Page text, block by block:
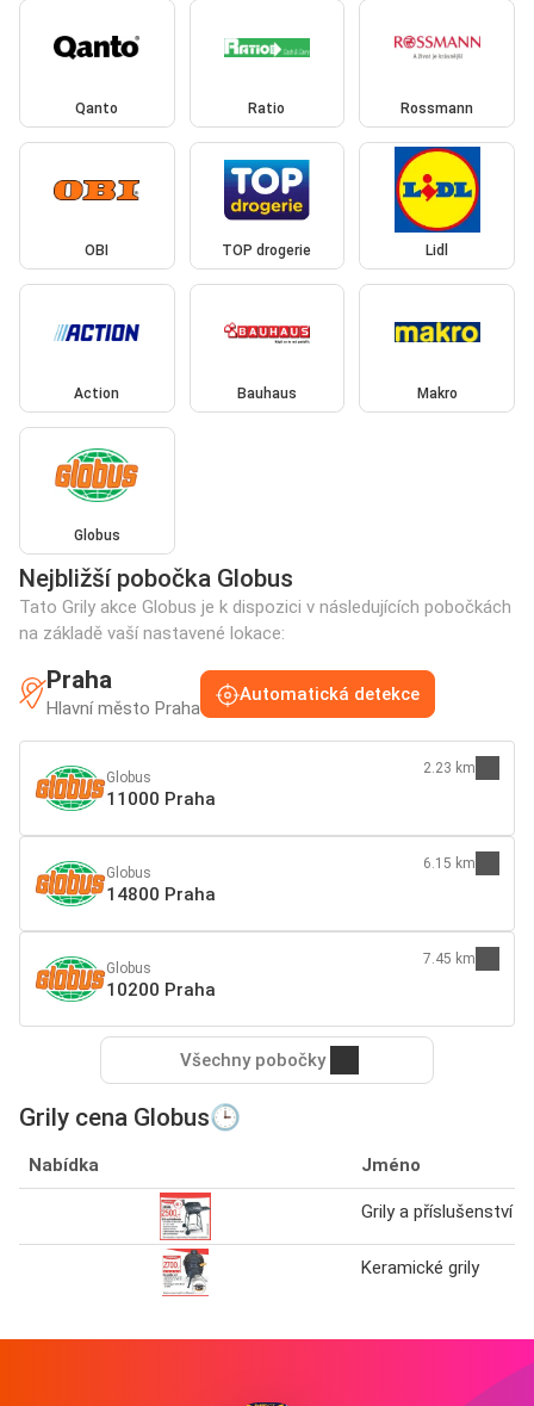
Qanto Ratio Rossmann
OBI TOP drogerie Lidl
Action Bauhaus Makro
Globus
Nejbližší pobočka Globus
Tato Grily akce Globus je k dispozici v následujících pobočkách
na základě vaší nastavené lokace:
Praha
Hlavní město Praha
Automatická detekce
Globus
11000 Praha
2.23 km
Globus
14800 Praha
6.15 km
Globus
10200 Praha
7.45 km
Všechny pobočky
Grily cena Globus🕒
Nabídka Jméno
Grily a příslušenství
Keramické grily